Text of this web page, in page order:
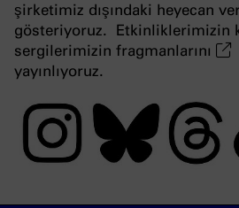
şirketimiz dışındaki heyecan
gösteriyoruz. Etkinliklerimizin
sergilerimizin fragmanlarını
yayınlıyoruz.